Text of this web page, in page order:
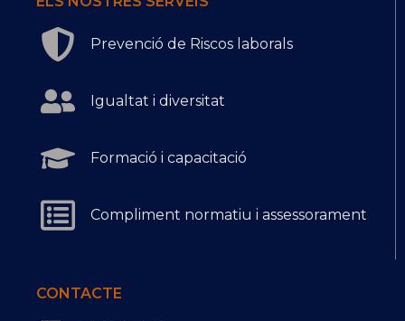
Prevenció de Riscos laborals
Igualtat i diversitat
Formació i capacitació
Compliment normatiu i assessorament
CONTACTE